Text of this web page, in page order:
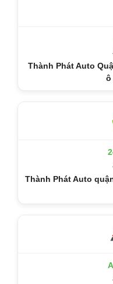
Thành Phát Auto
ô
Thành Phát Auto